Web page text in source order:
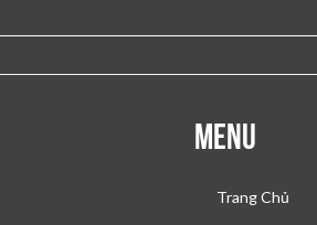
Menu
Trang Chủ